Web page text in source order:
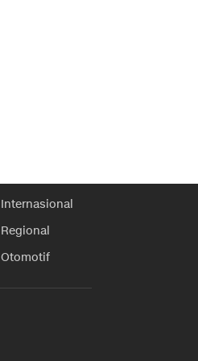
Internasional
Regional
Otomotif